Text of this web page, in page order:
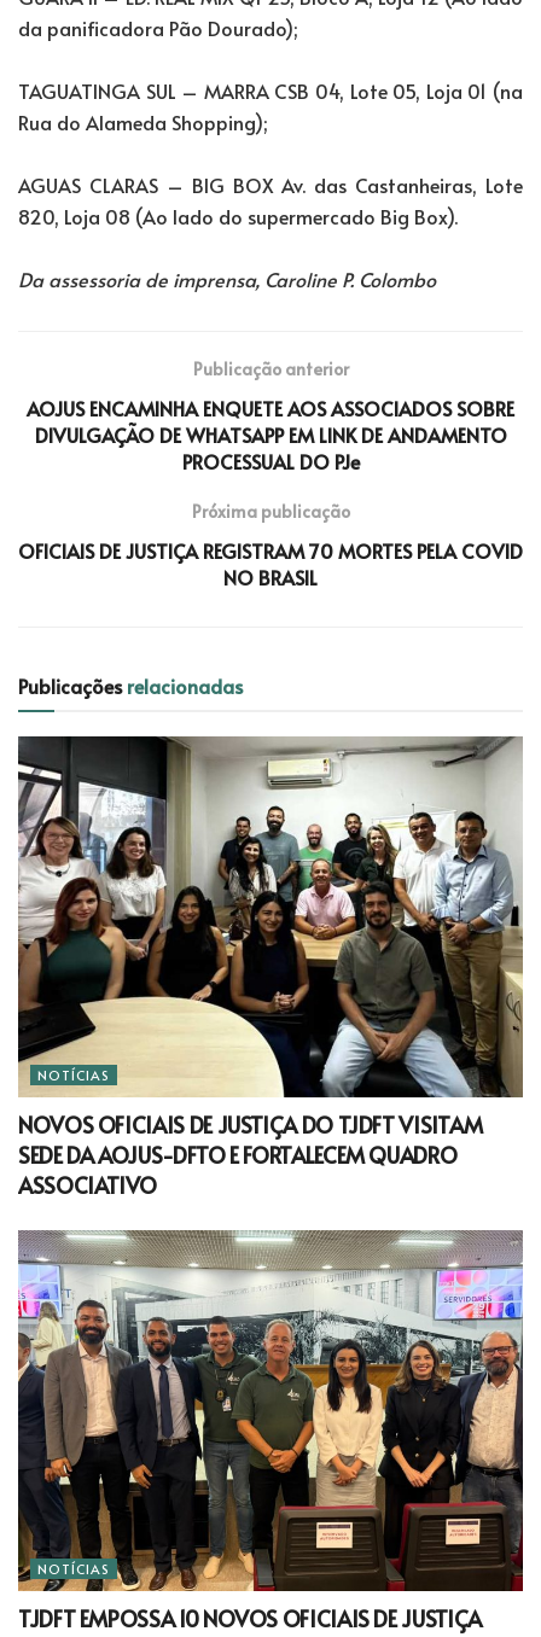
da panificadora Pão Dourado);
TAGUATINGA SUL – MARRA CSB 04, Lote 05, Loja 01 (na
Rua do Alameda Shopping);
AGUAS CLARAS – BIG BOX Av. das Castanheiras, Lote
820, Loja 08 (Ao lado do supermercado Big Box).
Da assessoria de imprensa, Caroline P. Colombo
Publicação anterior
AOJUS ENCAMINHA ENQUETE AOS ASSOCIADOS SOBRE
DIVULGAÇÃO DE WHATSAPP EM LINK DE ANDAMENTO
PROCESSUAL DO PJe
Próxima publicação
OFICIAIS DE JUSTIÇA REGISTRAM 70 MORTES PELA COVID
NO BRASIL
Publicaçõesrelacionadas
NOTÍCIAS
NOVOS OFICIAIS DE JUSTIÇA DO TJDFT VISITAM
SEDE DA AOJUS-DFTO E FORTALECEM QUADRO
ASSOCIATIVO
NOTÍCIAS
TJDFT EMPOSSA 10 NOVOS OFICIAIS DE JUSTIÇA